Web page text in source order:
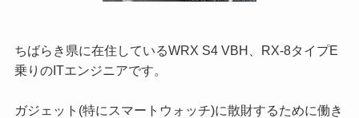
ちばらき県に在住しているWRX S4 VBH、RX-8タイプE
乗りのITエンジニアです。
ガジェット(特にスマートウォッチ)に散財するために働き